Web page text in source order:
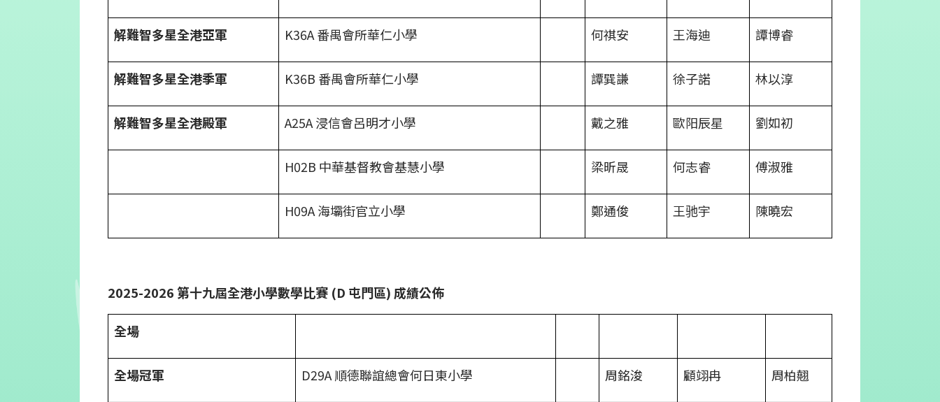
解難智多星全港亞軍 K36A 番禺會所華仁小學 何祺安 王海迪 譚博睿
解難智多星全港季軍 K36B 番禺會所華仁小學 譚巽謙 徐子諾 林以淳
解難智多星全港殿軍 A25A 浸信會呂明才小學 戴之雅 歐阳辰星 劉如初
H02B 中華基督教會基慧小學 梁昕晟 何志睿 傅淑雅
H09A 海壩街官立小學 鄭通俊 王驰宇 陳曉宏
2025-2026第十九屆全港小學數學比賽 (D 屯門區) 成績公佈
全場
全場冠軍 D29A 順德聯誼總會何日東小學 周銘浚 顧翊冉 周柏翹